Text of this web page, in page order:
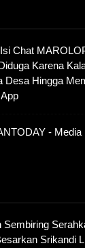
Chat
Karena
Desa Hingga
- Media
Sembiring
Srikandi